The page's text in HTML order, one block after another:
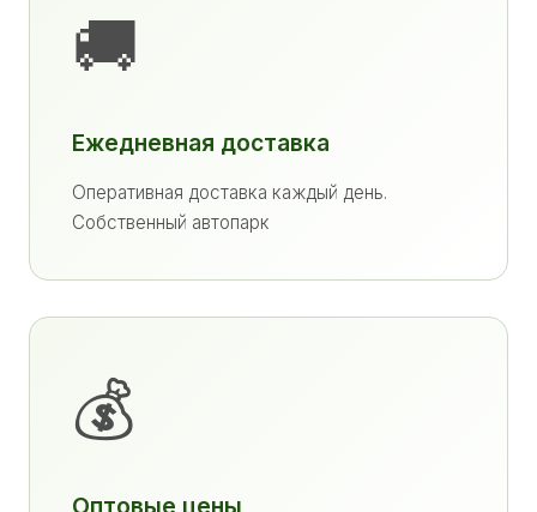
🚚
Ежедневная доставка
Оперативная доставка каждый день.
Собственный автопарк
💰
Оптовые цены